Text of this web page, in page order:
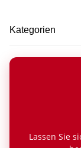
Kategorien
Lassen Sie